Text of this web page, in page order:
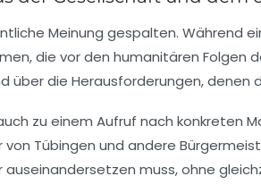
Meinung gespalten. Während
die vor den humanitären Folgen
über die Herausforderungen,
zu einem Aufruf nach konkreten
Tübingen und andere
auseinandersetzen muss, ohne